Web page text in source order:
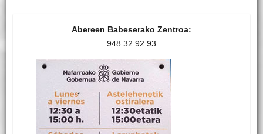
Abereen Babeserako Zentroa:
948 32 92 93